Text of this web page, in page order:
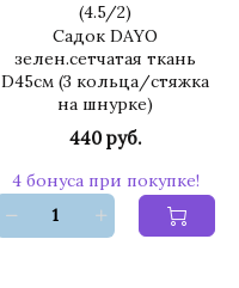
(4.5/2)
Садок DAYO
зелен.сетчатая ткань
D45см (3 кольца/стяжка
на шнурке)
440 руб.
4 бонуса при покупке!